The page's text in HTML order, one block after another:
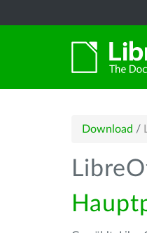
Download /